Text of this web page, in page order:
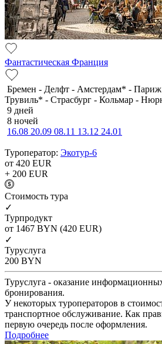
Фантастическая Франция
Бремен - Делфт - Амстердам* - Париж
Трувиль* - Страсбург - Кольмар -
9 дней
8 ночей
16.08 20.09 08.11 13.12 24.01
Туроператор: Экотур-6
от 420 EUR
+ 200 EUR
Cтоимость тура
✓
Турпродукт
от 1467 BYN (420 EUR)
✓
Туруслуга
200 BYN
Туруслуга - оказание
бронирования.
У некоторых туроператоров в
транспортное обслуживание. Как
первую очередь после оформления.
Подробнее